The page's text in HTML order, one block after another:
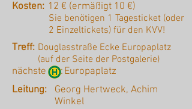
Kosten: 12 € (ermäßigt 10 €)
Sie benötigen 1 Tagesticket (oder
2 Einzeltickets) für den KVV!
Treff: Douglasstraße Ecke Europaplatz
(auf der Seite der Postgalerie)
nächste : Europaplatz
Leitung:
Georg Hertweck, Achim
Winkel